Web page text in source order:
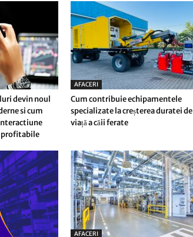
devin noul
si cum
profitabile
AFACERI
Cum contribuie echipamentele
specializate la creșterea duratei de
viață a căii ferate
AFACERI